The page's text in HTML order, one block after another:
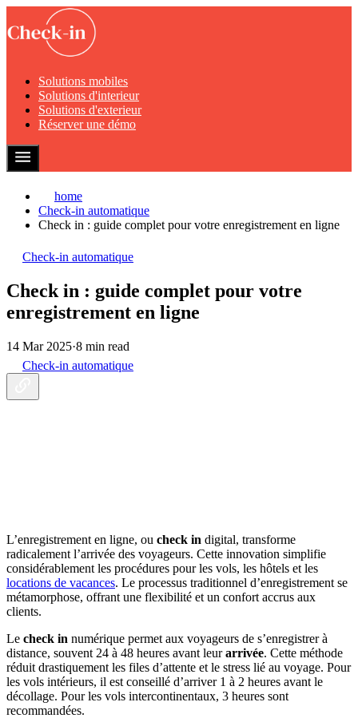
Solutions mobiles
Solutions d'interieur
Solutions d'exterieur
Réserver une démo
home
Check-in automatique
Check in : guide complet pour votre enregistrement en ligne
Check-in automatique
Check in : guide complet pour votre
enregistrement en ligne
14 Mar 2025·8 min read
Check-in automatique
L’enregistrement en ligne, ou check in digital, transforme
radicalement l’arrivée des voyageurs. Cette innovation simplifie
considérablement les procédures pour les vols, les hôtels et les
locations de vacances. Le processus traditionnel d’enregistrement se
métamorphose, offrant une flexibilité et un confort accrus aux
clients.
Le check in numérique permet aux voyageurs de s’enregistrer à
distance, souvent 24 à 48 heures avant leurarrivée. Cette méthode
réduit drastiquement les files d’attente et le stress lié au voyage. Pour
les vols intérieurs, il est conseillé d’arriver 1 à 2 heures avant le
décollage. Pour les vols intercontinentaux, 3 heures sont
recommandées.